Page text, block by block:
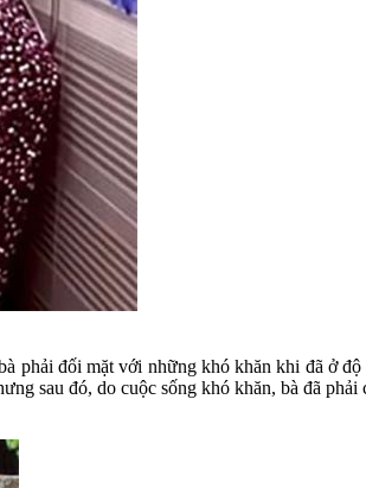
phải đối mặt với những khó khăn khi đã ở
sau đó, do cuộc sống khó khăn, bà đã phải